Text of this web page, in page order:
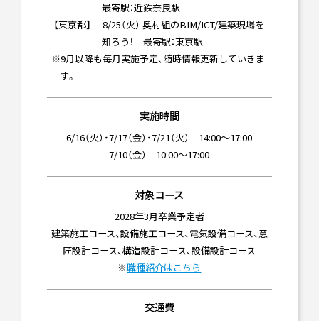
最寄駅：近鉄奈良駅
【東京都】 8/25（火） 奥村組のBIM/ICT/建築現場を
知ろう！ 最寄駅：東京駅
※9月以降も毎月実施予定、随時情報更新していきま
す。
実施時間
6/16（火）・7/17（金）・7/21（火） 14:00〜17:00
7/10（金） 10:00〜17:00
対象コース
2028年3月卒業予定者
建築施工コース、設備施工コース、電気設備コース、意
匠設計コース、構造設計コース、設備設計コース
※職種紹介はこちら
交通費